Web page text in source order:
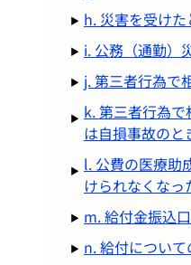
h. 災害を受けた
i. 公務（通勤）
j. 第三者行為で
k. 第三者行為
は自損事故のと
l. 公費の医療助
けられなくなっ
m. 給付金振込
n. 給付につい